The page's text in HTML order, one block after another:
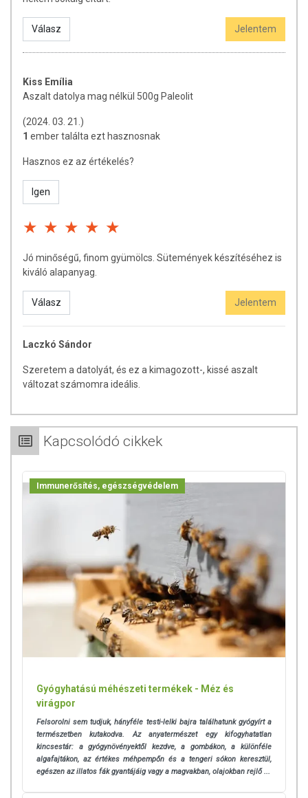
Válasz Jelentem
Kiss Emília
Aszalt datolya mag nélkül 500g Paleolit
(2024. 03. 21.)
1 ember találta ezt hasznosnak
Hasznos ez az értékelés?
Igen
Jó minőségű, finom gyümölcs. Sütemények készítéséhez is
kiváló alapanyag.
Válasz Jelentem
Laczkó Sándor
Szeretem a datolyát, és ez a kimagozott-, kissé aszalt
változat számomra ideális.
Kapcsolódó cikkek
Immunerősítés, egészségvédelem
Gyógyhatású méhészeti termékek - Méz és
virágpor
Felsorolni sem tudjuk, hányféle testi-lelki bajra találhatunk gyógyírt a
természetben kutakodva. Az anyatermészet egy kifogyhatatlan
kincsestár: a gyógynövényektől kezdve, a gombákon, a különféle
algafajtákon, az értékes méhpempőn és a tengeri sókon keresztül,
egészen az illatos fák gyantájáig vagy a magvakban, olajokban rejlő ...